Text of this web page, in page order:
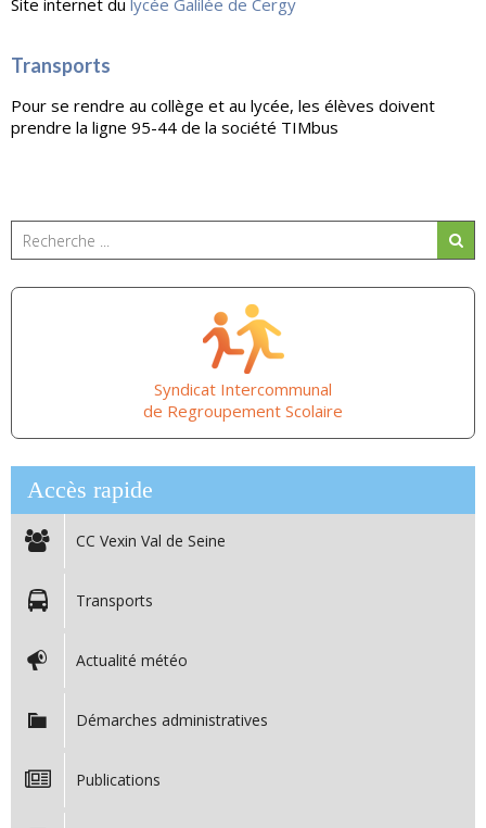
Site internet du lycée Galilée de Cergy
Transports
Pour se rendre au collège et au lycée, les élèves doivent
prendre la ligne 95-44 de la société TIMbus
Syndicat Intercommunal
de Regroupement Scolaire
Accès rapide
CC Vexin Val de Seine
Transports
Actualité météo
Démarches administratives
Publications